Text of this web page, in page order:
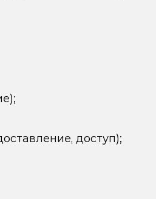
доступ);